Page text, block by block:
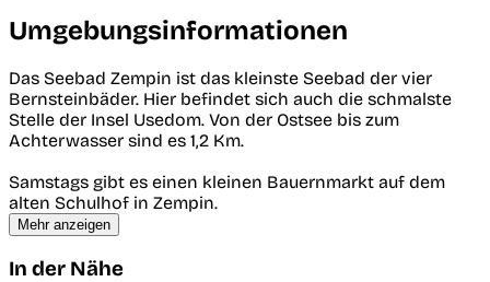
Umgebungsinformationen
Das Seebad Zempin ist das kleinste Seebad der vier
Bernsteinbäder. Hier befindet sich auch die schmalste
Stelle der Insel Usedom. Von der Ostsee bis zum
Achterwasser sind es 1,2 Km.
Samstags gibt es einen kleinen Bauernmarkt auf dem
alten Schulhof in Zempin.
Mehr anzeigen
In der Nähe